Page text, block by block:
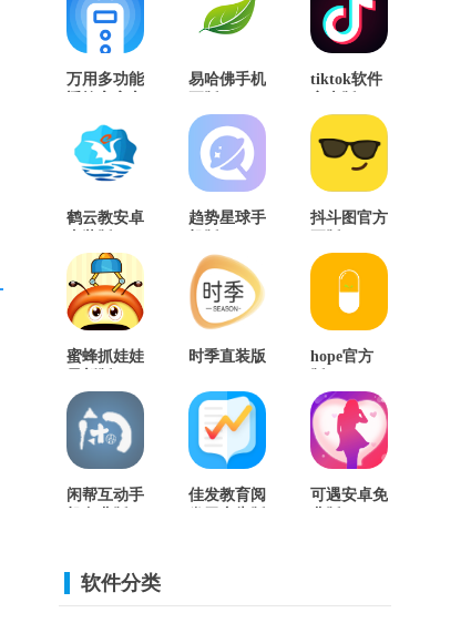
万用多功能
易哈佛手机
tiktok软件
鹤云教安卓
趋势星球手
抖斗图官方
蜜蜂抓娃娃
时季直装版
hope官方
闲帮互动手
佳发教育阅
可遇安卓免
软件分类